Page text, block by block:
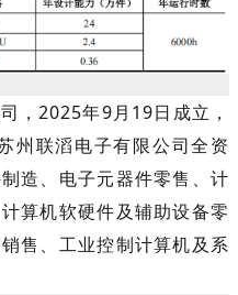
，2025年9月19日成立，
州联滔电子有限公司全资
造、电子元器件零售、计
算机软硬件及辅助设备零
售、工业控制计算机及系